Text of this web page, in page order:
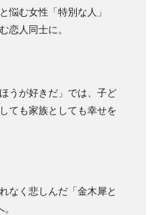
悩む女性「特別な人」
恋人同士に。
うが好きだ」では、子ど
ても家族としても幸せを
なく悲しんだ「金木犀と